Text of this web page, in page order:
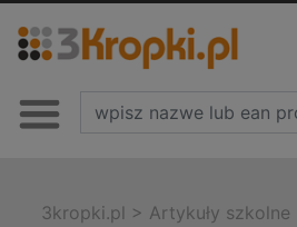
3kropki.pl > Artykuły szkolne